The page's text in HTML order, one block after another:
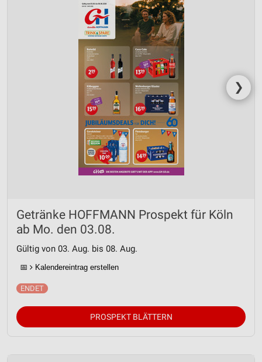
❯
Getränke HOFFMANN Prospekt für Köln
ab Mo. den 03.08.
Gültig von 03. Aug. bis 08. Aug.
📅 Kalendereintrag erstellen
PROSPEKT BLÄTTERN